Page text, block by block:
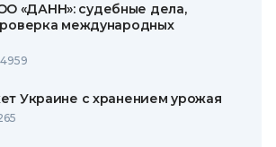
«ДАНН»: судебные дела,
международных
Украине с хранением урожая